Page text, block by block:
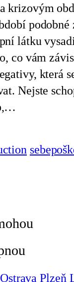
krizovým
látku
co vám
která
Nejste
Ostrava Plzeň